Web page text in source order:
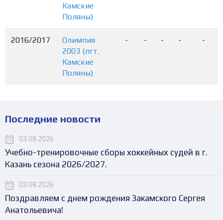
Камские
Поляны)
2016/2017
Олимпия
2003 (пгт.
Камские
Поляны)
- - - - -
Последние новости
03.08.2026
Учебно-тренировочные сборы хоккейных судей в г.
Казань сезона 2026/2027.
03.08.2026
Поздравляем с днем рождения Закамского Сергея
Анатольевича!